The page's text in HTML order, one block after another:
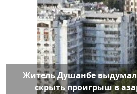
Житель Душанбе
скрыть проигрыш в